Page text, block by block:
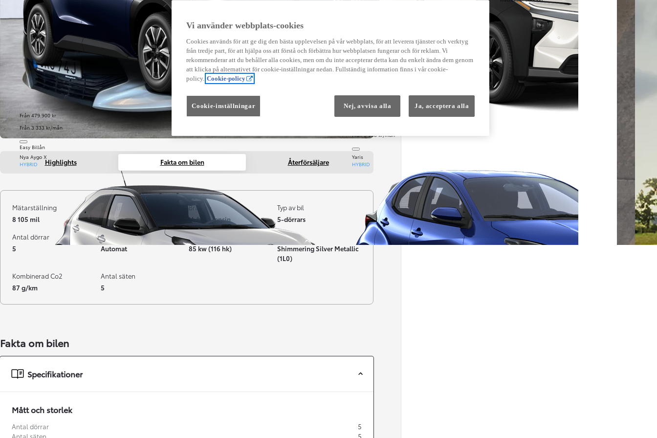
Från 479 900 kr
Från 3 333 kr/mån
Easy Billån
Från 3 958 kr/mån
Nya Aygo X
HYBRID
Från 2 349 kr/mån
Easy Billån
Yaris
HYBRID
Från 257 900 kr
Från 2 535 kr/mån
Easy Billån
BENSIN
Highlights Fakta om bilen Återförsäljare
Mätarställning
8 105 mil
Registrerad
05-2023
Bränsle
Hybrid Bensin
Typ av bil
5-dörrars
Antal dörrar
5
Växellåda
Automat
Effekt
85 kw (116 hk)
Färg
Shimmering Silver Metallic
(1L0)
Kombinerad Co2
87 g/km
Antal säten
5
Fakta om bilen
Specifikationer
Mått och storlek
Antal dörrar
5
Antal säten
5
Vi använder webbplats-cookies
Cookies används för att ge dig den bästa upplevelsen på vår webbplats, för att leverera tjänster och verktyg
från tredje part, för att hjälpa oss att förstå och förbättra hur webbplatsen fungerar och för reklam. Vi
rekommenderar att du behåller alla cookies, men om du inte accepterar detta kan du enkelt ändra dem genom
att klicka på alternativet för cookie-inställningar nedan. Fullständig information finns i vår cookie-
policy. Cookie-policy
Cookie-inställningar Nej, avvisa alla Ja, acceptera alla